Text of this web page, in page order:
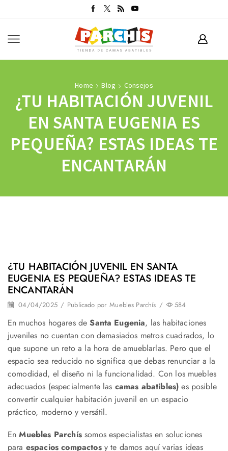
Home Blog Consejos
¿TU HABITACIÓN JUVENIL
EN SANTA EUGENIA ES
PEQUEÑA? ESTAS IDEAS TE
ENCANTARÁN
¿TU HABITACIÓN JUVENIL EN SANTA
EUGENIA ES PEQUEÑA? ESTAS IDEAS TE
ENCANTARÁN
04/04/2025 / Publicado por Muebles Parchís / 584
En muchos hogares deSanta Eugenia, las habitaciones
juveniles no cuentan con demasiados metros cuadrados, lo
que supone un reto a la hora de amueblarlas. Pero que el
espacio sea reducido no significa que debas renunciar a la
comodidad, el diseño ni la funcionalidad. Con los muebles
adecuados (especialmente las camas abatibles) es posible
convertir cualquier habitación juvenil en un espacio
práctico, moderno y versátil.
EnMuebles Parchíssomos especialistas en soluciones
para espacios compactosy te damos aquí varias ideas